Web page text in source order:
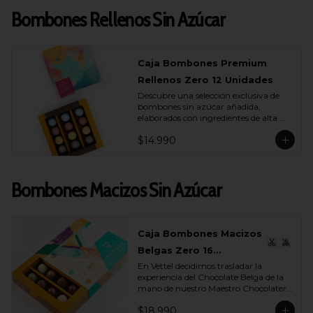
Bombones Rellenos Sin Azúcar
Caja Bombones Premium
Rellenos Zero 12 Unidades
Descubre una selección exclusiva de
bombones sin azúcar añadida,
elaborados con ingredientes de alta
calidad y rellenos suaves que realzan
cada capa de sabor.
indulgencia equilibrada, donde el
cacao es protagonista y cada textura
La colección incluye una cuidada
variedad de sabores (endulzados con
alulosa): maracuyá, avellana,
caramelo y leche, donde cada bombón
ofrece una experiencia distinta.
Rellenos cremosos, notas profundas de
ingredientes nobles, no de azúcares
$14.990
Bombones Macizos Sin Azúcar
Caja Bombones Macizos
Belgas Zero 16
Unidades
En Vettel decidimos trasladar la
experiencia del Chocolate Belga de la
mano de nuestro Maestro Chocolatero
para crear estas piezas de bombones
macizos sin azúcar añadida de